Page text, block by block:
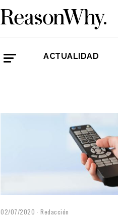
ACTUALIDAD
02/07/2020 Redacción